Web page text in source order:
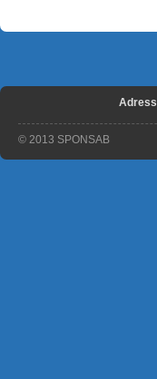
Adress
© 2013 SPONSAB